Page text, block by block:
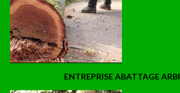
ENTREPRISE ABATTAGE